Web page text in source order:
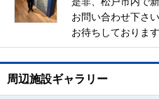
お問い合わせ下さい
お待ちしております
周辺施設ギャラリー